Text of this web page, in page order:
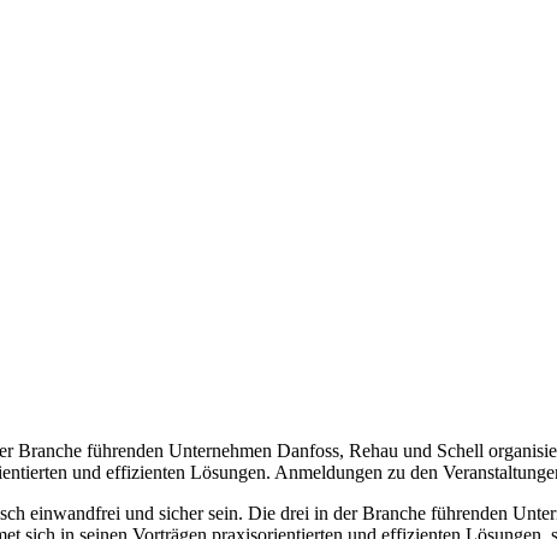
führenden Unternehmen Danfoss, Rehau und Schell
und effizienten Lösungen. Anmeldungen zu den
einwandfrei und sicher sein. Die drei in der Branche führenden
sich in seinen Vorträgen praxisorientierten und effizienten